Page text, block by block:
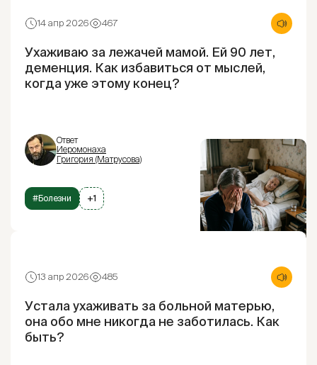
14 апр 2026 467
Ухаживаю за лежачей мамой. Ей 90 лет,
деменция. Как избавиться от мыслей,
когда уже этому конец?
Ответ
Иеромонаха
Григория (Матрусова)
#Болезни +1
13 апр 2026 485
Устала ухаживать за больной матерью,
она обо мне никогда не заботилась. Как
быть?